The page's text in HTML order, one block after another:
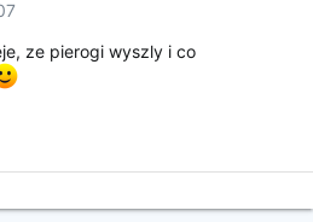
ze pierogi wyszly i co